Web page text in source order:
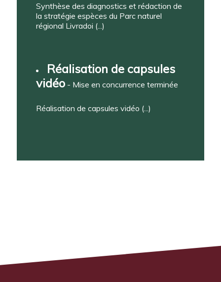
Synthèse des diagnostics et rédaction de
la stratégie espèces du Parc naturel
régional Livradoi (...)
Réalisation de capsules
vidéo- Mise en concurrence terminée
Réalisation de capsules vidéo (...)